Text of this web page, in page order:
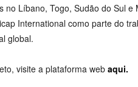
no Líbano, Togo, Sudão do Sul e
International como parte do
global.
visite a plataforma webaqui.